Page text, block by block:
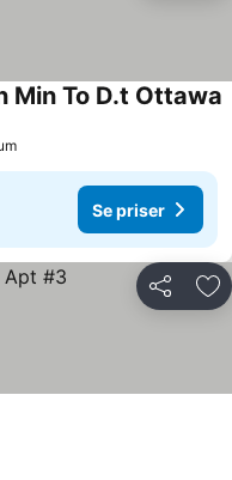
Min To D.t Ottawa
Se priser
Dela